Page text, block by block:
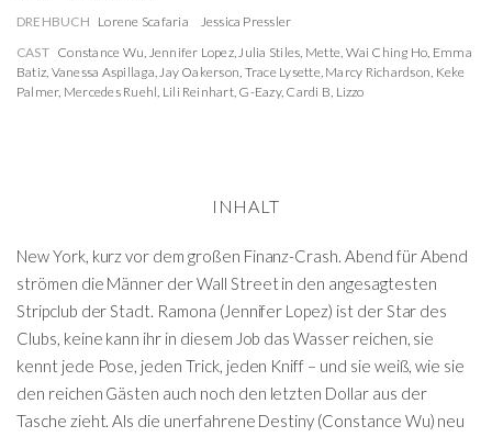
DREHBUCH Lorene Scafaria
Jessica Pressler
CAST Constance Wu Jennifer Lopez, Julia Stiles Mette Wai Ching Ho Emma
Batiz Vanessa Aspillaga Jay Oakerson Trace Lysette, Marcy Richardson Keke
Palmer, Mercedes Ruehl Lili Reinhart, G-Eazy, Cardi B Lizzo
INHALT
New York, kurz vor dem großen Finanz-Crash. Abend für Abend
strömen die Männer der Wall Street in den angesagtesten
Stripclub der Stadt. Ramona (Jennifer Lopez) ist der Star des
Clubs, keine kann ihr in diesem Job das Wasser reichen, sie
kennt jede Pose, jeden Trick, jeden Kniff – und sie weiß, wie sie
den reichen Gästen auch noch den letzten Dollar aus der
Tasche zieht. Als die unerfahrene Destiny (Constance Wu) neu